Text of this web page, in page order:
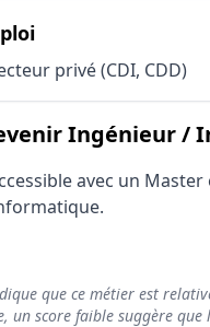
du métier
privé (CDI, CDD)
Ingénieur /
avec un
que ce métier est
un score faible suggère